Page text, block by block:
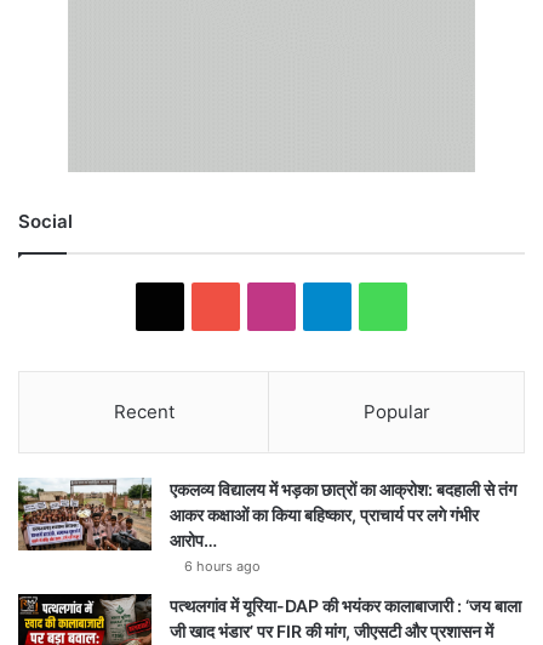
Social
Recent Popular
एकलव्य विद्यालय में भड़का छात्रों का आक्रोश: बदहाली से तंग
आकर कक्षाओं का किया बहिष्कार, प्राचार्य पर लगे गंभीर
आरोप…
6 hours ago
पत्थलगांव में यूरिया-DAP की भयंकर कालाबाजारी : ‘जय बाला
जी खाद भंडार’ पर FIR की मांग, जीएसटी और प्रशासन में